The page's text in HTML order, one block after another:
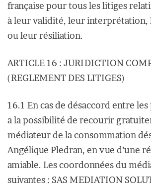
française pour tous les litiges
à leur validité, leur interprétation,
ou leur résiliation.
ARTICLE 16 : JURIDICTION
(REGLEMENT DES LITIGES)
16.1 En cas de désaccord entre
a la possibilité de recourir
médiateur de la consommation
Angélique Pledran, en vue d’une
amiable. Les coordonnées du
suivantes : SAS MEDIATION